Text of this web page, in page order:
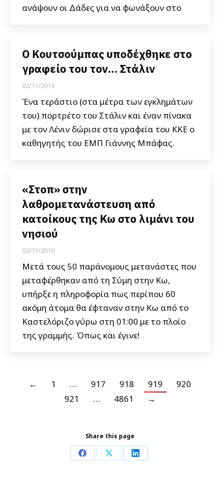
ανάψουν οι Δάδες για να φωνάξουν στο
Ο Κουτσούμπας υποδέχθηκε στο
γραφείο του τον… Στάλιν
02/11/2019
Ένα τεράστιο (στα μέτρα των εγκλημάτων
του) πορτρέτο του Στάλιν και έναν πίνακα
με τον Λένιν δώρισε στα γραφεία του ΚΚΕ ο
καθηγητής του ΕΜΠ Γιάννης Μπάφας.
«Στοπ» στην
λαθρομετανάστευση από
κατοίκους της Κω στο λιμάνι του
νησιού
02/11/2019
Μετά τους 50 παράνομους μετανάστες που
μεταφέρθηκαν από τη Σύμη στην Κω,
υπήρξε η πληροφορία πως περίπου 60
ακόμη άτομα θα έφταναν στην Κω από το
Καστελόριζο γύρω στη 01:00 με το πλοίο
της γραμμής. Όπως και έγινε!
← 1 … 917 918 919
920
921
… 4861 →
Share this page
Share Share Share